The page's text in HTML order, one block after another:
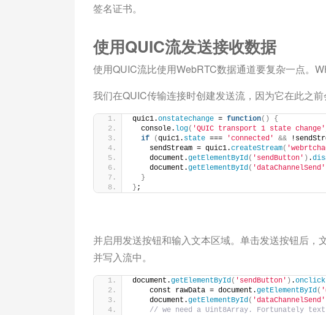
签名证书。
使用QUIC流发送接收数据
使用QUIC流比使用WebRTC数据通道要复杂一点。
我们在QUIC传输连接时创建发送流，因为它在此之前
quic1.onstatechange = function()
{
  console.
log( 'QUIC transport 1 state change'
if
(quic1. state === 'connected' &&
    sendStream = quic1.
createStream(
    document.
getElementById( 'sendButton' ) .
    document.
getElementById( 'dataChannelSend'
}
} ;
并启用发送按钮和输入文本区域。单击发送按钮后，
并写入流中。
document.getElementById( 'sendButton' ) .onclick
    const rawData = document.
getElementById(
    document.
getElementById( 'dataChannelSend'
// we need a Uint8Array. Fortunately